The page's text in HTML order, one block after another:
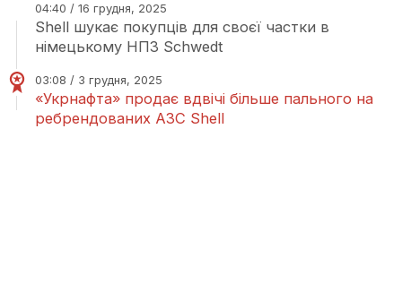
04:40 / 16 грудня, 2025
Shell шукає покупців для своєї частки в
німецькому НПЗ Schwedt
03:08 / 3 грудня, 2025
«Укрнафта» продає вдвічі більше пального на
ребрендованих АЗС Shell